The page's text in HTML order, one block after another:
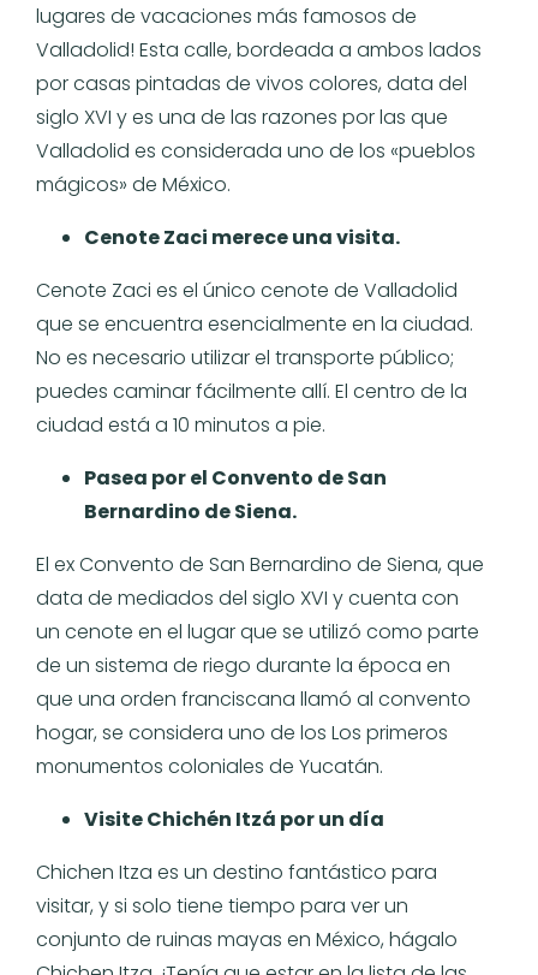
lugares de vacaciones más famosos de
Valladolid! Esta calle, bordeada a ambos lados
por casas pintadas de vivos colores, data del
siglo XVI y es una de las razones por las que
Valladolid es considerada uno de los «pueblos
mágicos» de México.
Cenote Zaci merece una visita.
Cenote Zaci es el único cenote de Valladolid
que se encuentra esencialmente en la ciudad.
No es necesario utilizar el transporte público;
puedes caminar fácilmente allí. El centro de la
ciudad está a 10 minutos a pie.
Pasea por el Convento de San
Bernardino de Siena.
El ex Convento de San Bernardino de Siena, que
data de mediados del siglo XVI y cuenta con
un cenote en el lugar que se utilizó como parte
de un sistema de riego durante la época en
que una orden franciscana llamó al convento
hogar, se considera uno de los Los primeros
monumentos coloniales de Yucatán.
Visite Chichén Itzá por un día
Chichen Itza es un destino fantástico para
visitar, y si solo tiene tiempo para ver un
conjunto de ruinas mayas en México, hágalo